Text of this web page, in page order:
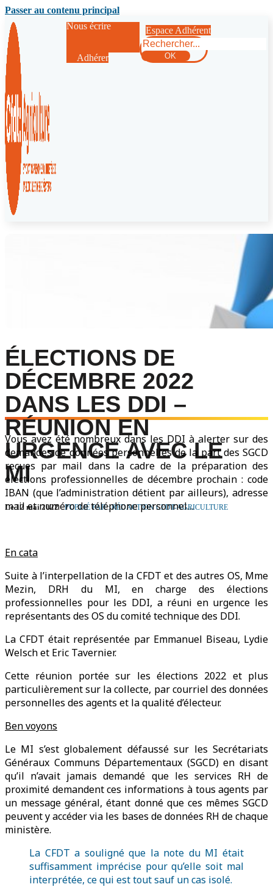
Passer au contenu principal
Nous écrire
Adhérer
Espace Adhérent
Rechercher
OK
ÉLECTIONS DE
DÉCEMBRE 2022
DANS LES DDI –
RÉUNION EN
URGENCE AVEC LE
MI
Le 12 mai 2022 PUBLIÉ PAR : RÉDACTION CFDT-AGRICULTURE
Vous avez été nombreux dans les DDI à alerter sur des
demandes de données personnelles de la part des SGCD
reçues par mail dans la cadre de la préparation des
élections professionnelles de décembre prochain : code
IBAN (que l’administration détient par ailleurs), adresse
mail et numéro de téléphone personnel…
En cata
Suite à l’interpellation de la CFDT et des autres OS, Mme
Mezin, DRH du MI, en charge des élections
professionnelles pour les DDI, a réuni en urgence les
représentants des OS du comité technique des DDI.
La CFDT était représentée par Emmanuel Biseau, Lydie
Welsch et Eric Tavernier.
Cette réunion portée sur les élections 2022 et plus
particulièrement sur la collecte, par courriel des données
personnelles des agents et la qualité d’électeur.
Ben voyons
Le MI s’est globalement défaussé sur les Secrétariats
Généraux Communs Départementaux (SGCD) en disant
qu’il n’avait jamais demandé que les services RH de
proximité demandent ces informations à tous agents par
un message général, étant donné que ces mêmes SGCD
peuvent y accéder via les bases de données RH de chaque
ministère.
La CFDT a souligné que la note du MI était
suffisamment imprécise pour qu’elle soit mal
interprétée, ce qui est tout sauf un cas isolé.